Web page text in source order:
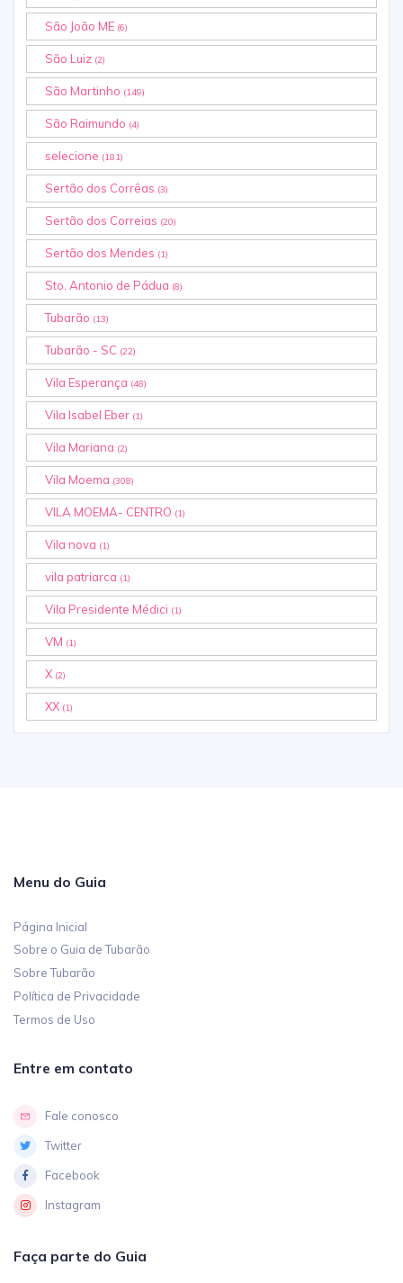
São João ME (6)
São Luiz (2)
São Martinho (149)
São Raimundo (4)
selecione (181)
Sertão dos Corrêas (3)
Sertão dos Correias (20)
Sertão dos Mendes (1)
Sto. Antonio de Pádua (8)
Tubarão (13)
Tubarão - SC (22)
Vila Esperança (48)
Vila Isabel Eber (1)
Vila Mariana (2)
Vila Moema (308)
VILA MOEMA- CENTRO (1)
Vila nova (1)
vila patriarca (1)
Vila Presidente Médici (1)
VM (1)
X (2)
XX (1)
Menu do Guia
Página Inicial
Sobre o Guia de Tubarão
Sobre Tubarão
Política de Privacidade
Termos de Uso
Entre em contato
Fale conosco
Twitter
Facebook
Instagram
Faça parte do Guia